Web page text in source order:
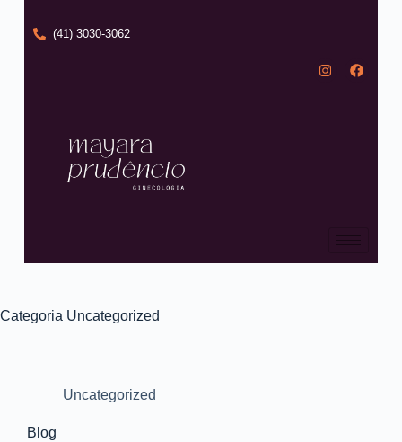
(41) 3030-3062
Categoria Uncategorized
Uncategorized
Blog